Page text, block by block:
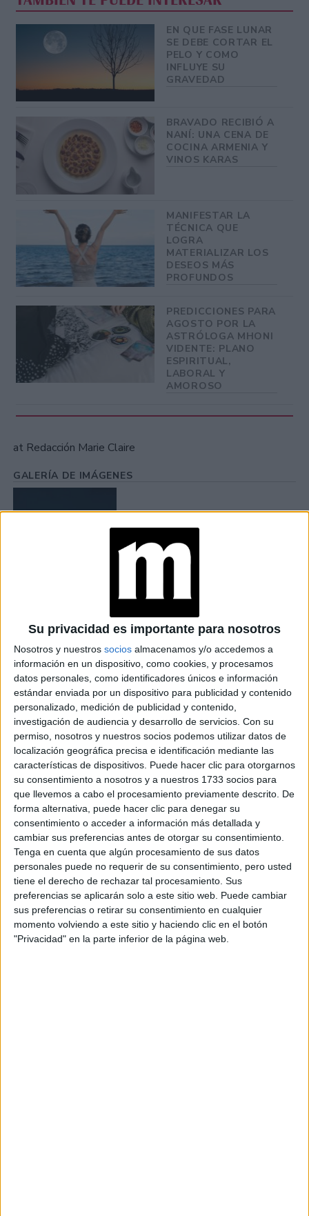
Su privacidad es importante para nosotros
Nosotros y nuestros socios almacenamos y/o accedemos a
información en un dispositivo, como cookies, y procesamos
datos personales, como identificadores únicos e información
estándar enviada por un dispositivo para publicidad y contenido
personalizado, medición de publicidad y contenido,
investigación de audiencia y desarrollo de servicios. Con su
permiso, nosotros y nuestros socios podemos utilizar datos de
localización geográfica precisa e identificación mediante las
características de dispositivos. Puede hacer clic para otorgarnos
su consentimiento a nosotros y a nuestros 1733 socios para
que llevemos a cabo el procesamiento previamente descrito. De
forma alternativa, puede hacer clic para denegar su
consentimiento o acceder a información más detallada y
cambiar sus preferencias antes de otorgar su consentimiento.
Tenga en cuenta que algún procesamiento de sus datos
personales puede no requerir de su consentimiento, pero usted
tiene el derecho de rechazar tal procesamiento. Sus
preferencias se aplicarán solo a este sitio web. Puede cambiar
sus preferencias o retirar su consentimiento en cualquier
momento volviendo a este sitio y haciendo clic en el botón
"Privacidad" en la parte inferior de la página web.
EN QUE FASE LUNAR
SE DEBE CORTAR EL
PELO Y COMO
INFLUYE SU
GRAVEDAD
BRAVADO RECIBIÓ A
NANÍ: UNA CENA DE
COCINA ARMENIA Y
VINOS KARAS
MANIFESTAR LA
TÉCNICA QUE
LOGRA
MATERIALIZAR LOS
DESEOS MÁS
PROFUNDOS
PREDICCIONES PARA
AGOSTO POR LA
ASTRÓLOGA MHONI
VIDENTE: PLANO
ESPIRITUAL,
LABORAL Y
AMOROSO
at Redacción Marie Claire
GALERÍA DE IMÁGENES
Accedé a los beneficios para suscriptores
Contenidos exclusivos
Sorteos
Descuentos en publicaciones
Participación en los eventos organizados por
Editorial Perfil.
Suscribite ahora
COMPARTÍ ESTA NOTA
EN ESTA NOTA
PERSONALIDAES: LUNA DE HOY TAURO
TEMAS: SIGNOS ZODIACO
HOROSCOPO